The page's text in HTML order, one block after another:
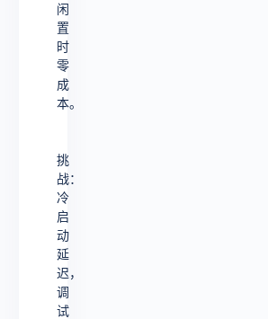
闲
置
时
零
成
本。
挑
战：
冷
启
动
延
迟，
调
试